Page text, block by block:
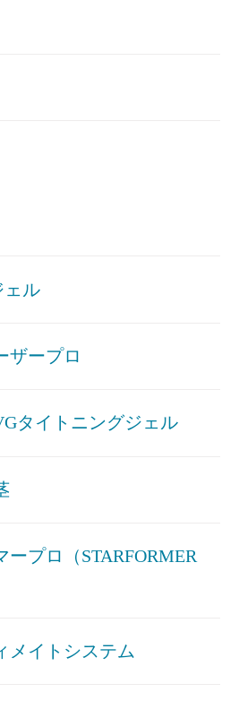
ェル
ザープロ
タイトニングジェル
ープロ（STARFORMER
メイトシステム